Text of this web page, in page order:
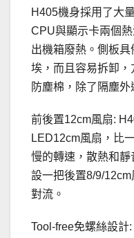
H405機身採用了大
CPU與顯示卡兩個
出機箱廢熱。側板
埃，而且容易拆卸
防塵棉，除了隔塵
前後置12cm風扇:
LED12cm風扇，比
慢的轉速，散熱和
設一把後置8/9/
對流。
Tool-free免螺絲設計